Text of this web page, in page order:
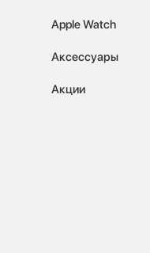
Apple Watch
Аксессуары
Акции